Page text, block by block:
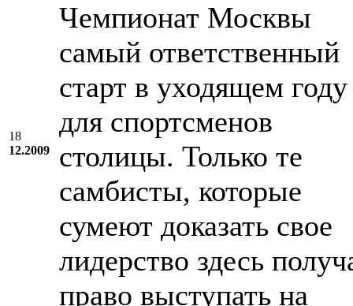
18
12.2009
Чемпионат Москвы
самый ответственный
старт в уходящем году
для спортсменов
столицы. Только те
самбисты, которые
сумеют доказать свое
лидерство здесь
право выступать на